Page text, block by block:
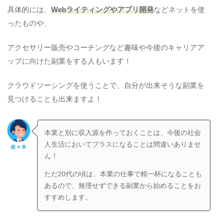
具体的には、 Webライティングやアプリ開発などネットを使
ったものや、
アクセサリー販売やコーチングなど趣味や今後のキャリアア
ップに向けた副業をする人もいます！
クラウドソーシングを使うことで、自分が出来そうな副業を
見つけることも出来ますよ！
佐々木
本業と別に収入源を作っておくことは、今後の社会
人生活においてプラスになることは間違いありませ
ん！
ただ20代の頃は、本業の仕事で精一杯になることも
あるので、無理せずできる副業から始めることをお
すすめします。